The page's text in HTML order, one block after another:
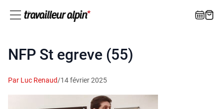
NFP St egreve (55)
Par Luc Renaud/14 février 2025